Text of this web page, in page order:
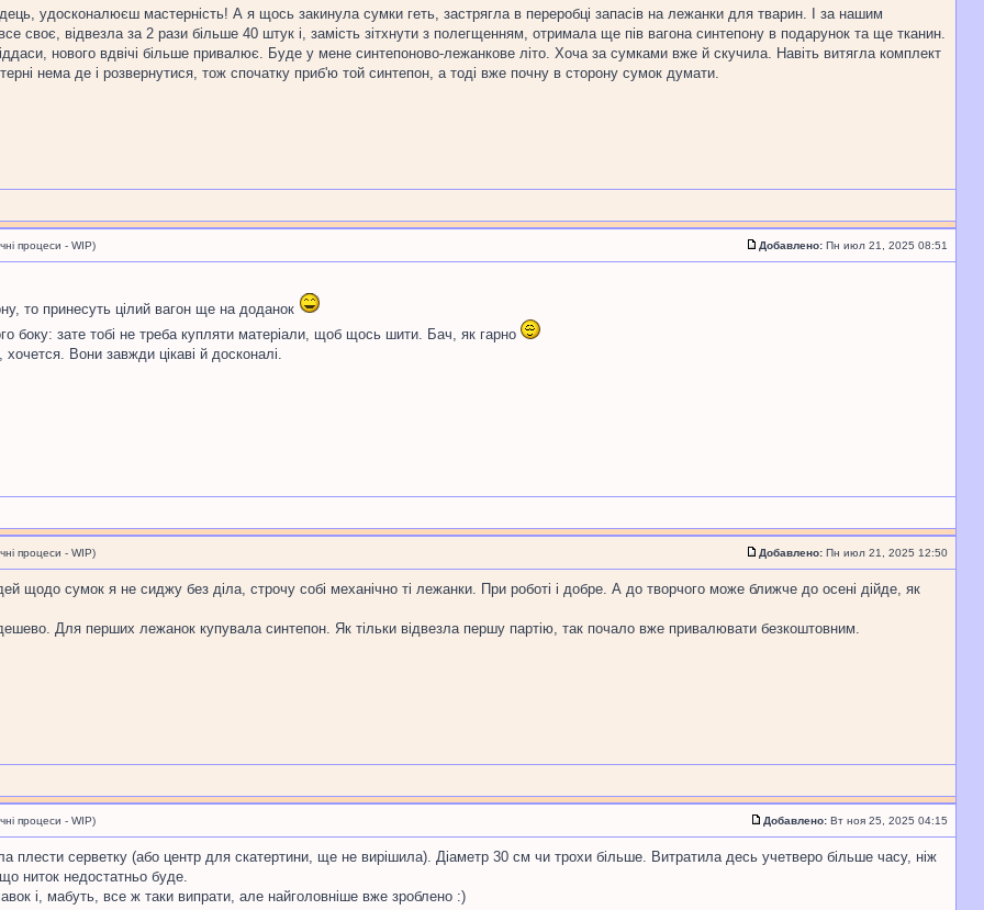
удосконалюєш мастерність! А я щось закинула сумки геть, застрягла в переробці запасів на лежанки для тварин. І за нашим
своє, відвезла за 2 рази більше 40 штук і, замість зітхнути з полегщенням, отримала ще пів вагона синтепону в подарунок та ще тканин.
нового вдвічі більше привалює. Буде у мене синтепоново-лежанкове літо. Хоча за сумками вже й скучила. Навіть витягла комплект
нема де і розвернутися, тож спочатку приб'ю той синтепон, а тоді вже почну в сторону сумок думати.
процеси - WIP) Добавлено: Пн июл 21, 2025 08:51
то принесуть цілий вагон ще на доданок
боку: зате тобі не треба купляти матеріали, щоб щось шити. Бач, як гарно
Вони завжди цікаві й досконалі.
процеси - WIP) Добавлено: Пн июл 21, 2025 12:50
щодо сумок я не сиджу без діла, строчу собі механічно ті лежанки. При роботі і добре. А до творчого може ближче до осені дійде, як
Для перших лежанок купувала синтепон. Як тільки відвезла першу партію, так почало вже привалювати безкоштовним.
процеси - WIP) Добавлено: Вт ноя 25, 2025 04:15
плести серветку (або центр для скатертини, ще не вирішила). Діаметр 30 см чи трохи більше. Витратила десь учетверо більше часу, ніж
ниток недостатньо буде.
і, мабуть, все ж таки випрати, але найголовніше вже зроблено :)